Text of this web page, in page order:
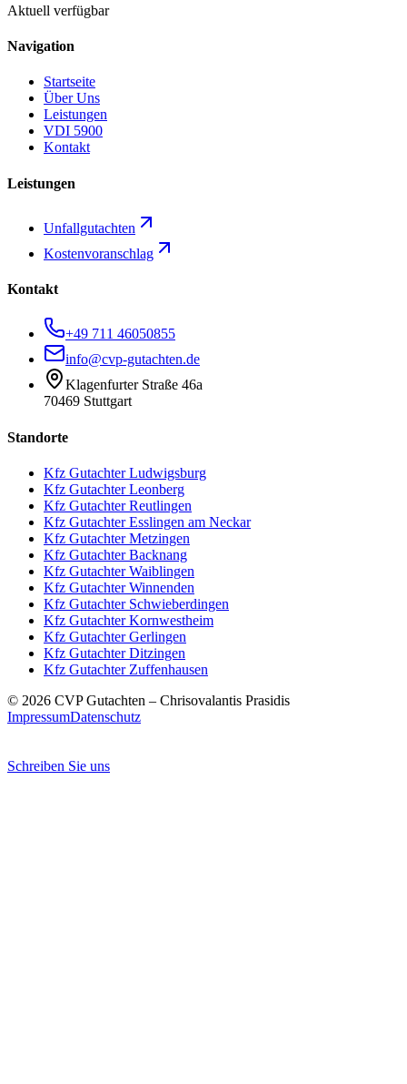
Aktuell verfügbar
Navigation
Startseite
Über Uns
Leistungen
VDI 5900
Kontakt
Leistungen
Unfallgutachten
Kostenvoranschlag
Kontakt
+49 711 46050855
info@cvp-gutachten.de
Klagenfurter Straße 46a
70469 Stuttgart
Standorte
Kfz GutachterLudwigsburg
Kfz GutachterLeonberg
Kfz GutachterReutlingen
Kfz GutachterEsslingen am Neckar
Kfz GutachterMetzingen
Kfz GutachterBacknang
Kfz GutachterWaiblingen
Kfz GutachterWinnenden
Kfz Gutachter Schwieberdingen
Kfz GutachterKornwestheim
Kfz GutachterGerlingen
Kfz GutachterDitzingen
Kfz Gutachter Zuffenhausen
© 2026 CVP Gutachten – Chrisovalantis Prasidis
ImpressumDatenschutz
Schreiben Sie uns